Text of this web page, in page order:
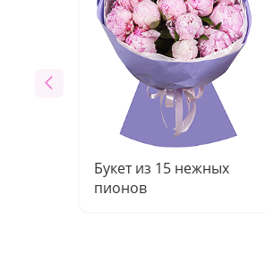
Букет из 15 нежных
пионов